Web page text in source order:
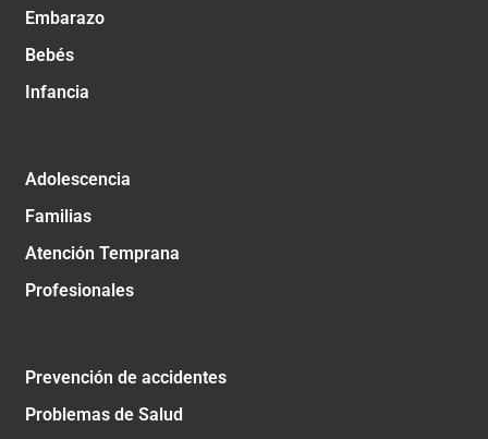
Embarazo
Bebés
Infancia
Adolescencia
Familias
Atención Temprana
Profesionales
Prevención de accidentes
Problemas de Salud